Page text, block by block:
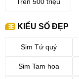
KIỂU SỐ ĐẸP
Sim Tứ quý
Sim Tam hoa